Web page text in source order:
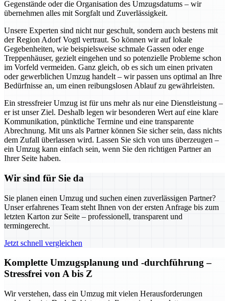
Gegenstände oder die Organisation des Umzugsdatums – wir
übernehmen alles mit Sorgfalt und Zuverlässigkeit.
Unsere Experten sind nicht nur geschult, sondern auch bestens mit
der Region Adorf Vogtl vertraut. So können wir auf lokale
Gegebenheiten, wie beispielsweise schmale Gassen oder enge
Treppenhäuser, gezielt eingehen und so potenzielle Probleme schon
im Vorfeld vermeiden. Ganz gleich, ob es sich um einen privaten
oder gewerblichen Umzug handelt – wir passen uns optimal an Ihre
Bedürfnisse an, um einen reibungslosen Ablauf zu gewährleisten.
Ein stressfreier Umzug ist für uns mehr als nur eine Dienstleistung –
er ist unser Ziel. Deshalb legen wir besonderen Wert auf eine klare
Kommunikation, pünktliche Termine und eine transparente
Abrechnung. Mit uns als Partner können Sie sicher sein, dass nichts
dem Zufall überlassen wird. Lassen Sie sich von uns überzeugen –
ein Umzug kann einfach sein, wenn Sie den richtigen Partner an
Ihrer Seite haben.
Wir sind für Sie da
Sie planen einen Umzug und suchen einen zuverlässigen Partner?
Unser erfahrenes Team steht Ihnen von der ersten Anfrage bis zum
letzten Karton zur Seite – professionell, transparent und
termingerecht.
Jetzt schnell vergleichen
Komplette Umzugsplanung und -durchführung –
Stressfrei von A bis Z
Wir verstehen, dass ein Umzug mit vielen Herausforderungen